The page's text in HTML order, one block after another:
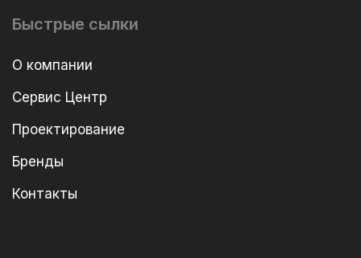
Быстрые сылки
О компании
Сервис Центр
Проектирование
Бренды
Контакты